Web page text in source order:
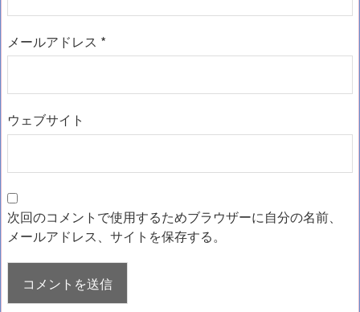
メールアドレス *
ウェブサイト
次回のコメントで使用するためブラウザーに自分の名前、
メールアドレス、サイトを保存する。